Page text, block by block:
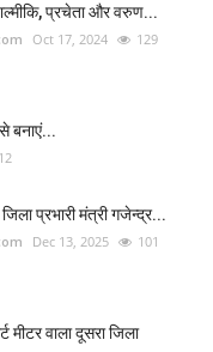
प्रचेता और वरुण...
Oct 17, 2024 129
बनाएं...
प्रभारी मंत्री गजेन्द्र...
Dec 13, 2025 101
मीटर वाला दूसरा जिला